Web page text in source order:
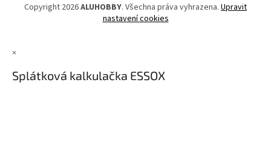
Copyright 2026ALUHOBBY. Všechna práva vyhrazena. Upravit
nastavení cookies
×
Splátková kalkulačka ESSOX